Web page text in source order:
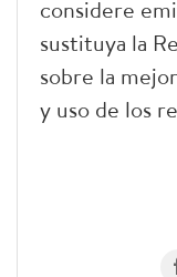
considere
sustituya la
sobre la
y uso de los